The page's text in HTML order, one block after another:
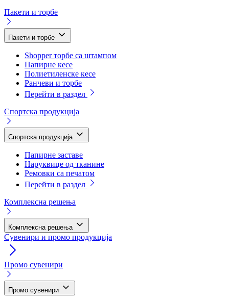
Пакети и торбе
Пакети и торбе
Shopper торбе са штампом
Папирне кесе
Полиетиленске кесе
Ранчеви и торбе
Перейти в раздел
Спортска продукција
Спортска продукција
Папирне заставе
Наруквице од тканине
Ремовки са печатом
Перейти в раздел
Комплексна решења
Комплексна решења
Сувенири и промо продукција
Промо сувенири
Промо сувенири